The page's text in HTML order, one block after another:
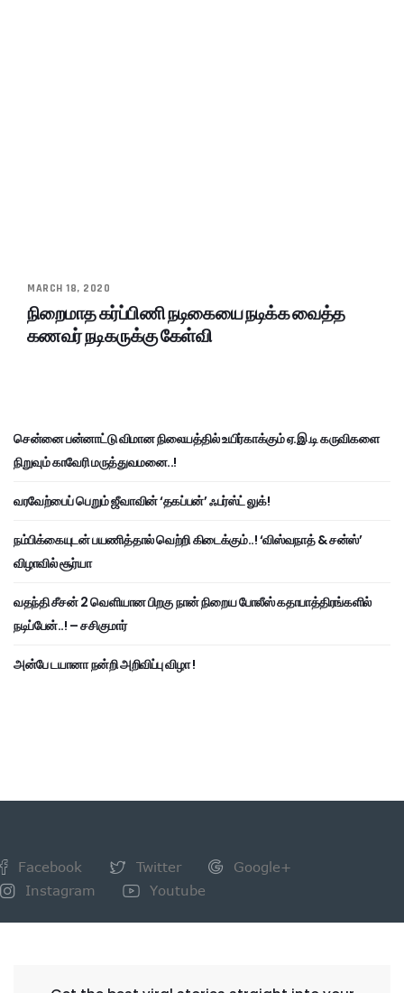
MARCH 18, 2020
நிறைமாத கர்ப்பிணி நடிகையை நடிக்க வைத்த
கணவர் நடிகருக்கு கேள்வி
சென்னை பன்னாட்டு விமான நிலையத்தில் உயிர்காக்கும் ஏ.இ.டி கருவிகளை
நிறுவும் காவேரி மருத்துவமனை..!
வரவேற்பைப் பெறும் ஜீவாவின் ‘தகப்பன்’ ஃபர்ஸ்ட் லுக்!
நம்பிக்கையுடன் பயணித்தால் வெற்றி கிடைக்கும்..! ‘விஸ்வநாத் & சன்ஸ்’
விழாவில் சூர்யா
வதந்தி சீசன் 2 வெளியான பிறகு நான் நிறைய போலீஸ் கதாபாத்திரங்களில்
நடிப்பேன்..! – சசிகுமார்
அன்பே டயானா நன்றி அறிவிப்பு விழா !
Facebook Twitter
Google+
Instagram
Youtube